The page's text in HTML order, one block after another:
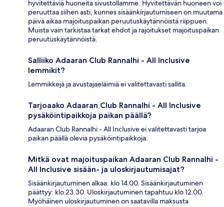
hyvitettäviä huoneita sivustollamme. Hyvitettävän huoneen voi
peruuttaa siihen asti, kunnes sisäänkirjautumiseen on muutama
päivä aikaa majoituspaikan peruutuskäytännöistä riippuen.
Muista vain tarkistaa tarkat ehdot ja rajoitukset majoituspaikan
peruutuskäytännöistä.
Salliiko Adaaran Club Rannalhi - All Inclusive
lemmikit?
Lemmikkejä ja avustajaeläimiä ei valitettavasti sallita.
Tarjoaako Adaaran Club Rannalhi - All Inclusive
pysäköintipaikkoja paikan päällä?
Adaaran Club Rannalhi - All Inclusive ei valitettavasti tarjoa
paikan päällä olevia pysäköintipaikkoja.
Mitkä ovat majoituspaikan Adaaran Club Rannalhi -
All Inclusive sisään- ja uloskirjautumisajat?
Sisäänkirjautuminen alkaa: klo 14.00. Sisäänkirjautuminen
päättyy: klo 23.30. Uloskirjautuminen tapahtuu klo 12.00.
Myöhäinen uloskirjautuminen on saatavilla maksusta